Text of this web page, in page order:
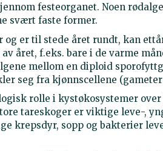
festeorganet. Noen
svært faste former.
og er til stede året rundt, kan
året, f.eks. bare i de varme
mellom en diploid
seg fra kjønnscellene (gameter
rolle i kystøkosystemer over
tareskoger er viktige leve-,
krepsdyr, sopp og bakterier